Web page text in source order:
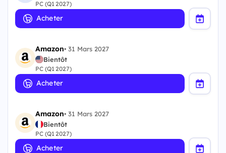
PC (Q1 2027)
Acheter
Amazon•31 Mars 2027
Bientôt
PC (Q1 2027)
Acheter
Amazon•31 Mars 2027
Bientôt
PC (Q1 2027)
Acheter